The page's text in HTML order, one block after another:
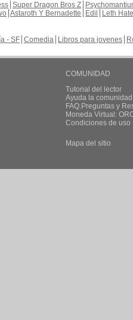
Super Dragon Bros Z
Astaroth Y Bernadette Edil
Leth Hate
- SF Comedia Libros para jovenes
COMUNIDAD
Tutorial del lector
Ayuda la
FAQ.Preguntas y
Moneda Virtual:
Condiciones de uso
Mapa del sitio